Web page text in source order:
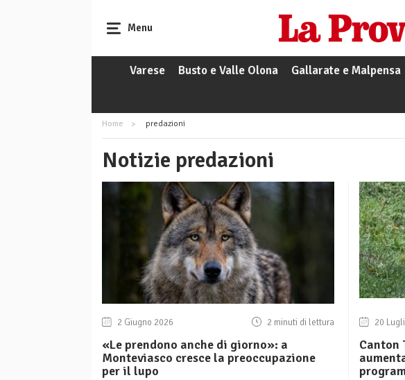
Menu
Varese Busto e Valle Olona Gallarate e Malpensa
Home predazioni
Notizie predazioni
2 Giugno 2026 2 minuti di lettura
«Le prendono anche di giorno»: a
Monteviasco cresce la preoccupazione
per il lupo
20